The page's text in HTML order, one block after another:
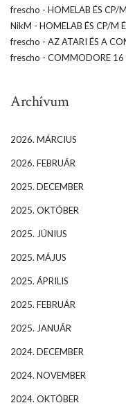
frescho - HOMELAB ÉS CP/
NikM - HOMELAB ÉS CP/M
frescho - AZ ATARI ÉS A
frescho - COMMODORE 16
Archívum
2026. MÁRCIUS
2026. FEBRUÁR
2025. DECEMBER
2025. OKTÓBER
2025. JÚNIUS
2025. MÁJUS
2025. ÁPRILIS
2025. FEBRUÁR
2025. JANUÁR
2024. DECEMBER
2024. NOVEMBER
2024. OKTÓBER